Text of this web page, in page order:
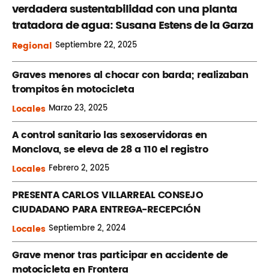
verdadera sustentabilidad con una planta
tratadora de agua: Susana Estens de la Garza
Regional Septiembre22, 2025
Graves menores al chocar con barda; realizaban
´trompitos ´en motocicleta
Locales Marzo23, 2025
A control sanitario las sexoservidoras en
Monclova, se eleva de 28 a 110 el registro
Locales Febrero2, 2025
PRESENTA CARLOS VILLARREAL CONSEJO
CIUDADANO PARA ENTREGA-RECEPCIÓN
Locales Septiembre2, 2024
Grave menor tras participar en accidente de
motocicleta en Frontera